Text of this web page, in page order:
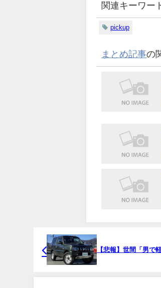
関連キーワー
pickup
まとめ記事の
【悲報】世間「男で